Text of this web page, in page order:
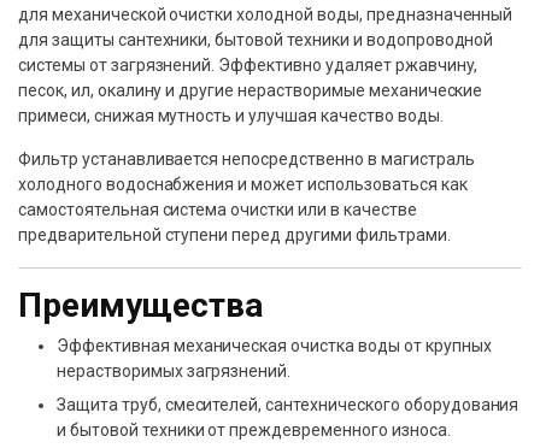
для механической очистки холодной воды, предназначенный
для защиты сантехники, бытовой техники и водопроводной
системы от загрязнений. Эффективно удаляет ржавчину,
песок, ил, окалину и другие нерастворимые механические
примеси, снижая мутность и улучшая качество воды.
Фильтр устанавливается непосредственно в магистраль
холодного водоснабжения и может использоваться как
самостоятельная система очистки или в качестве
предварительной ступени перед другими фильтрами.
Преимущества
Эффективная механическая очистка воды от крупных
нерастворимых загрязнений.
Защита труб, смесителей, сантехнического оборудования
и бытовой техники от преждевременного износа.